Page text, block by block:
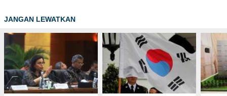
JANGAN LEWATKAN